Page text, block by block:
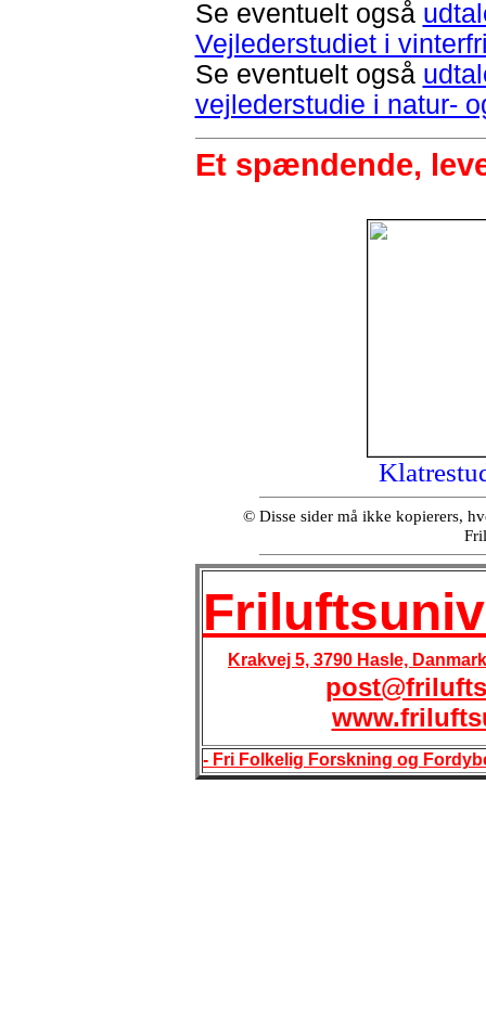
Se eventuelt også
Vejlederstudiet i
Se eventuelt også
vejlederstudie i natur-
Et spændende,
© Disse sider må ikke kopierers,
Krakvej 5, 3790 Hasle,
- Fri Folkelig Forskning og